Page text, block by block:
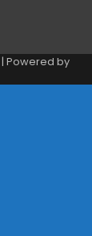
| Powered by